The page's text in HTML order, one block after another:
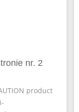
nr. 2
product